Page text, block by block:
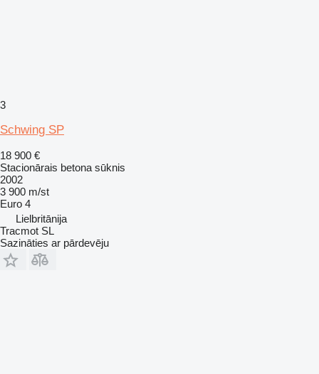
3
Schwing SP
18 900 €
Stacionārais betona sūknis
2002
3 900 m/st
Euro 4
Lielbritānija
Tracmot SL
Sazināties ar pārdevēju